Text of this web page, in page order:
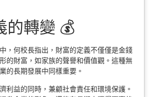
的轉變 💰
，何校長指出，財富的定義不僅僅是金錢
的財富，如家族的聲譽和價值觀。這種無
的長期發展中同樣重要。
利益的同時，兼顧社會責任和環境保護。